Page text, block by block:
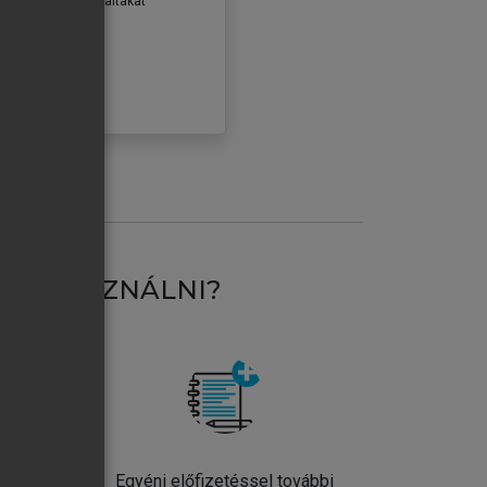
HASZNÁLNI?
Egyéni előfizetéssel további